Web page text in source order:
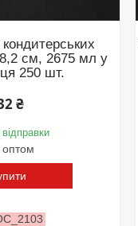
см, 2675 мл у
250 шт.
₴
оптом